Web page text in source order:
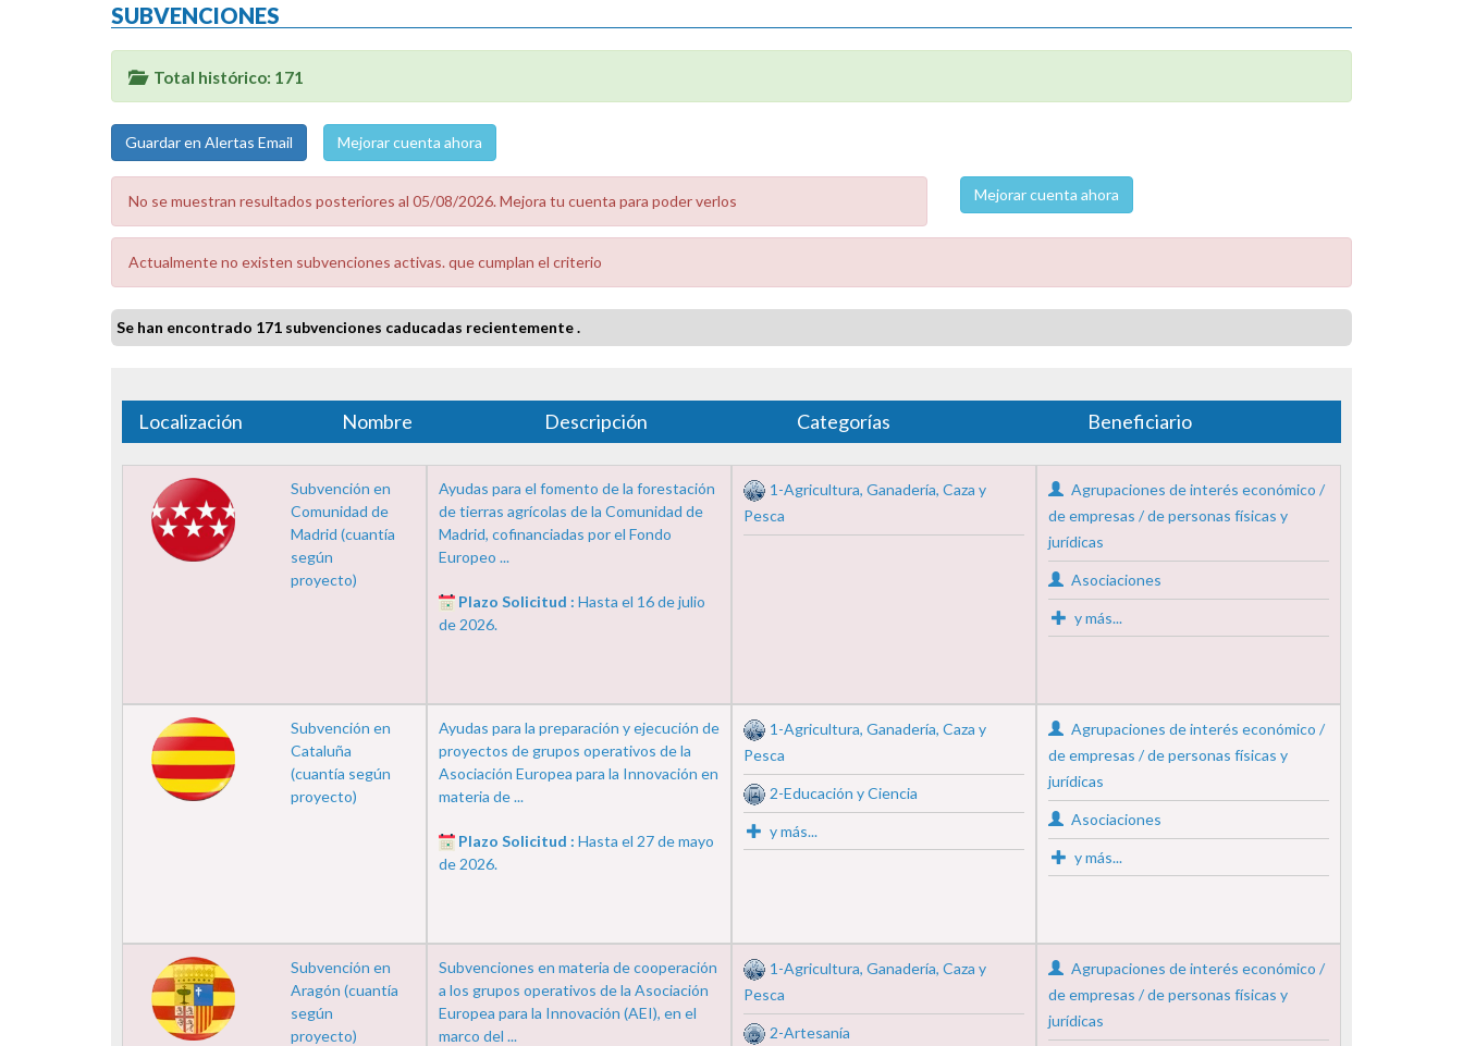
SUBVENCIONES
Total histórico: 171
Mejorar cuenta ahora
No se muestran resultados posteriores al 05/08/2026. Mejora tu cuenta para poder verlos Mejorar cuenta ahora
Actualmente no existen subvenciones activas. que cumplan el criterio
Se han encontrado 171 subvenciones caducadas recientemente .
Localización Nombre Descripción Categorías Beneficiario
Subvención en
Comunidad de
Madrid (cuantía
según
proyecto)
Ayudas para el fomento de la forestación
de tierras agrícolas de la Comunidad de
Madrid, cofinanciadas por el Fondo
Europeo ...
Plazo Solicitud : Hasta el 16 de julio
de 2026.
1-Agricultura, Ganadería, Caza y
Pesca
Agrupaciones de interés económico /
de empresas / de personas físicas y
jurídicas
Asociaciones
y más...
Subvención en
Cataluña
(cuantía según
proyecto)
Ayudas para la preparación y ejecución de
proyectos de grupos operativos de la
Asociación Europea para la Innovación en
materia de ...
Plazo Solicitud : Hasta el 27 de mayo
de 2026.
1-Agricultura, Ganadería, Caza y
Pesca
2-Educación y Ciencia
y más...
Agrupaciones de interés económico /
de empresas / de personas físicas y
jurídicas
Asociaciones
y más...
Subvención en
Aragón (cuantía
según
proyecto)
Subvenciones en materia de cooperación
a los grupos operativos de la Asociación
Europea para la Innovación (AEI), en el
marco del ...
1-Agricultura, Ganadería, Caza y
Pesca
2-Artesanía
Agrupaciones de interés económico /
de empresas / de personas físicas y
jurídicas